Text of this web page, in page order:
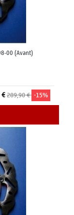
00 (Avant)
289,90 € -15%